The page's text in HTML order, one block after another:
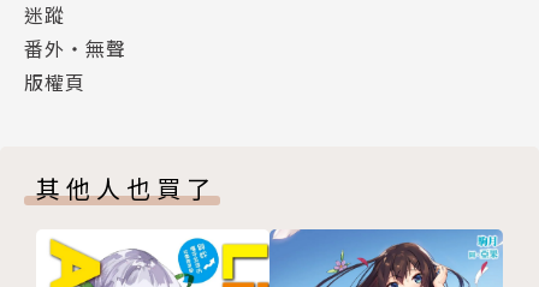
迷蹤
番外‧無聲
版權頁
其他人也買了